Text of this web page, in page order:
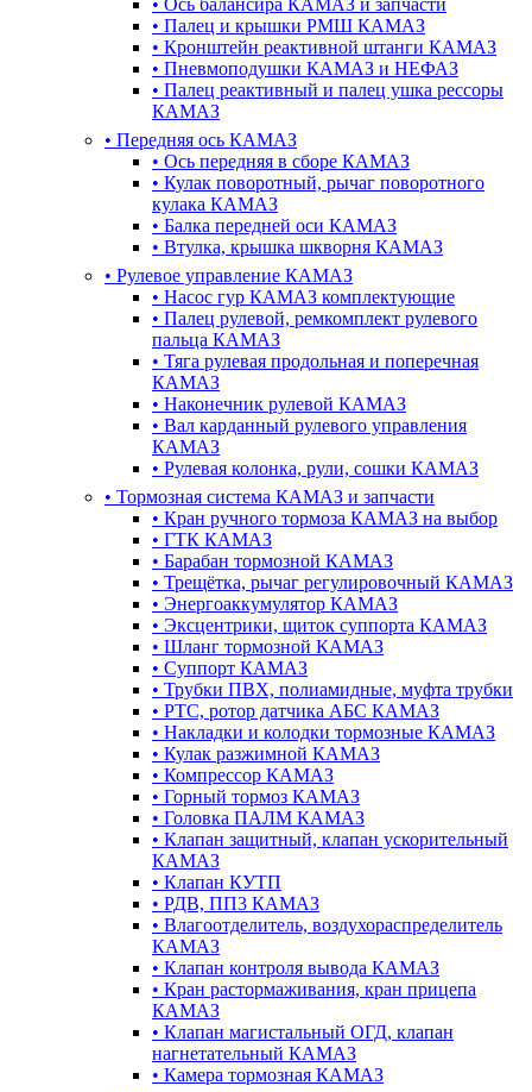
• Ось балансира КАМАЗ и запчасти
• Палец и крышки РМШ КАМАЗ
• Кронштейн реактивной штанги КАМАЗ
• Пневмоподушки КАМАЗ и НЕФАЗ
• Палец реактивный и палец ушка рессоры
КАМАЗ
• Передняя ось КАМАЗ
• Ось передняя в сборе КАМАЗ
• Кулак поворотный, рычаг поворотного
кулака КАМАЗ
• Балка передней оси КАМАЗ
• Втулка, крышка шкворня КАМАЗ
• Рулевое управление КАМАЗ
• Насос гур КАМАЗ комплектующие
• Палец рулевой, ремкомплект рулевого
пальца КАМАЗ
• Тяга рулевая продольная и поперечная
КАМАЗ
• Наконечник рулевой КАМАЗ
• Вал карданный рулевого управления
КАМАЗ
• Рулевая колонка, рули, сошки КАМАЗ
• Тормозная система КАМАЗ и запчасти
• Кран ручного тормоза КАМАЗ на выбор
• ГТК КАМАЗ
• Барабан тормозной КАМАЗ
• Трещётка, рычаг регулировочный КАМАЗ
• Энергоаккумулятор КАМАЗ
• Эксцентрики, щиток суппорта КАМАЗ
• Шланг тормозной КАМАЗ
• Суппорт КАМАЗ
• Трубки ПВХ, полиамидные, муфта трубки
• РТС, ротор датчика АБС КАМАЗ
• Накладки и колодки тормозные КАМАЗ
• Кулак разжимной КАМАЗ
• Компрессор КАМАЗ
• Горный тормоз КАМАЗ
• Головка ПАЛМ КАМАЗ
• Клапан защитный, клапан ускорительный
КАМАЗ
• Клапан КУТП
• РДВ, ПП3 КАМАЗ
• Влагоотделитель, воздухораспределитель
КАМАЗ
• Клапан контроля вывода КАМАЗ
• Кран растормаживания, кран прицепа
КАМАЗ
• Клапан магистальный ОГД, клапан
нагнетательный КАМАЗ
• Камера тормозная КАМАЗ